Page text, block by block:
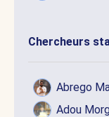
Chercheurs
Abrego
Adou